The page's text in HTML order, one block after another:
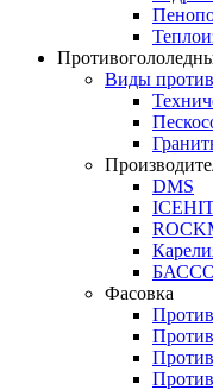
Виды
DMS
Фасовка